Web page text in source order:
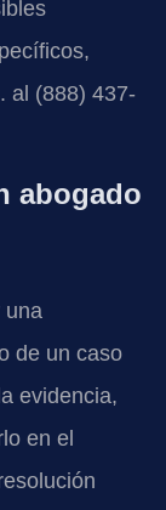
al (888) 437-
abogado
una
de un caso
evidencia,
en el